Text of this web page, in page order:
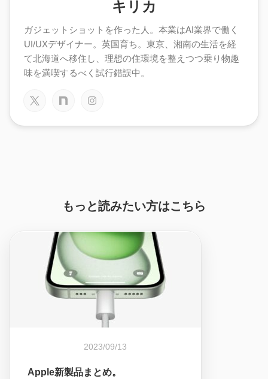
キリカ
ガジェットショットを作った人。本業はAI業界で働く
UI/UXデザイナー。英国育ち。東京、湘南の生活を経
て北海道へ移住し、理想の住環境を整えつつ乗り物趣
味を満喫するべく試行錯誤中。
もっと読みたい方はこちら
2023/09/13
Apple新製品まとめ。